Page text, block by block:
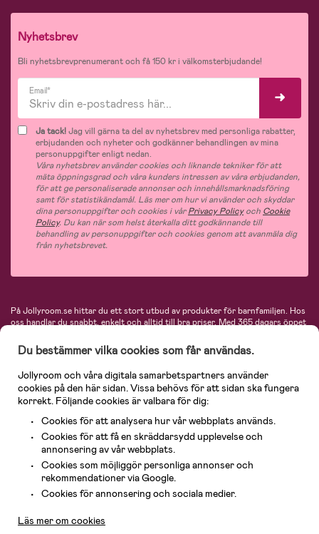
Nyhetsbrev
Bli nyhetsbrevprenumerant och få 150 kr i välkomsterbjudande!
Email*
Ja tack!Jag vill gärna ta del av nyhetsbrev med personliga rabatter,
erbjudanden och nyheter och godkänner behandlingen av mina
personuppgifter enligt nedan.
Våra nyhetsbrev använder cookies och liknande tekniker för att
mäta öppningsgrad och våra kunders intressen av våra erbjudanden,
för att ge personaliserade annonser och innehållsmarknadsföring
samt för statistikändamål. Läs mer om hur vi använder och skyddar
dina personuppgifter och cookies i vårPrivacy Policyoch Cookie
Policy. Du kan när som helst återkalla ditt godkännande till
behandling av personuppgifter och cookies genom att avanmäla dig
från nyhetsbrevet.
På Jollyroom.se hittar du ett stort utbud av produkter för barnfamiljen. Hos
oss handlar du snabbt, enkelt och alltid till bra priser.Med 365 dagars öppet
hos oss. I vårt sortiment hittar du barnvagnar, bilstolar, kläder för barn och
baby, produkter för mamman, massor av inspirerande inredning, leksaker,
babyprodukter och mycket mer. Vi erbjuder produkter från välkända
varumärken så som Britax, Maxi-Cosi, Baby Jogger, BabyBjörn, Didriksons,
KidKraft, Ergobaby, Philips Avent, Neonate, Cybex, LEGO och många fler.
Välkommen in och kika runt i Nordens största barn- och babybutik på nätet!
Du bestämmer vilka cookies som får användas.
Jollyroom och våra digitala samarbetspartners använder
cookies på den här sidan. Vissa behövs för att sidan ska fungera
korrekt. Följande cookies är valbara för dig:
Cookies för att analysera hur vår webbplats används.
Cookies för att få en skräddarsydd upplevelse och
annonsering av vår webbplats.
Cookies som möjliggör personliga annonser och
rekommendationer via Google.
Cookies för annonsering och sociala medier.
Läs mer om cookies